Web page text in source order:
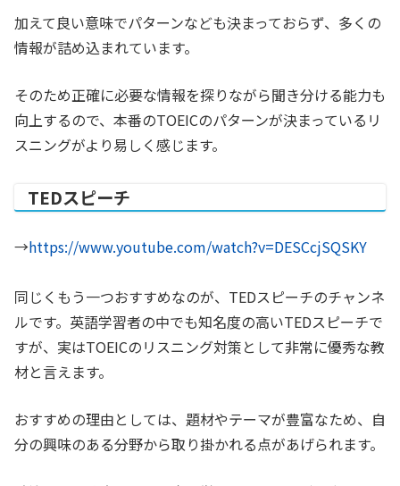
加えて良い意味でパターンなども決まっておらず、多くの
情報が詰め込まれています。
そのため正確に必要な情報を探りながら聞き分ける能力も
向上するので、本番のTOEICのパターンが決まっているリ
スニングがより易しく感じます。
TEDスピーチ
→https://www.youtube.com/watch?v=DESCcjSQSKY
同じくもう一つおすすめなのが、TEDスピーチのチャンネ
ルです。英語学習者の中でも知名度の高いTEDスピーチで
すが、実はTOEICのリスニング対策として非常に優秀な教
材と言えます。
おすすめの理由としては、題材やテーマが豊富なため、自
分の興味のある分野から取り掛かれる点があげられます。